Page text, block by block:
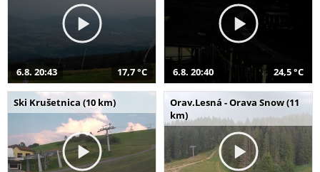
6.8. 20:43 17,7 °C 6.8. 20:40 24,5 °C
Ski Krušetnica (10 km)
Orav.Lesná - Orava Snow (11
km)